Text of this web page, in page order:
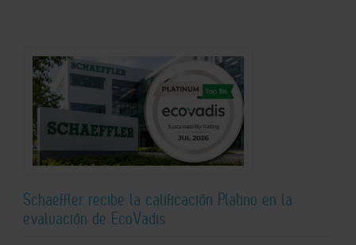
Schaeffler recibe la calificación Platino en la
evaluación de EcoVadis